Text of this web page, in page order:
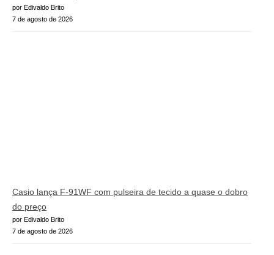
por Edivaldo Brito
7 de agosto de 2026
Casio lança F-91WF com pulseira de tecido a quase o dobro
do preço
por Edivaldo Brito
7 de agosto de 2026